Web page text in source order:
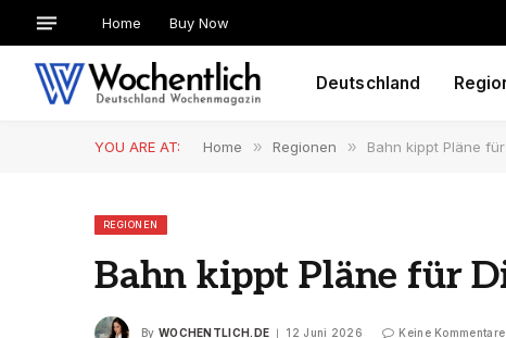
Home Buy Now
Deutschland
YOU ARE AT: Home » Regionen » Bahn kippt Pläne
REGIONEN
Bahn kippt Pläne für
By WOCHENTLICH.DE 12 Juni 2026 Keine Kommentare